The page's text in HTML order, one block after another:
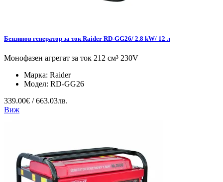
Бензинов генератор за ток Raider RD-GG26/ 2.8 kW/ 12 л
Монофазен агрегат за ток 212 см³ 230V
Марка: Raider
Модел: RD-GG26
339.00€ / 663.03лв.
Виж